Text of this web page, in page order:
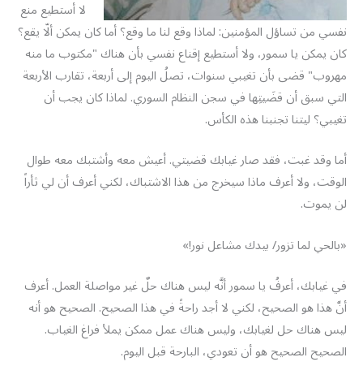
لا أستطيع منع
نفسي من تساؤل المؤمنين: لماذا وقع لنا ما وقع؟ أما كان يمكن ألّا يقع؟
كان يمكن يا سمور، ولا أستطيع إقناع نفسي بأن هناك "مكتوب ما منه
مهروب" قضى بأن تغيبي سنوات، تصلُ اليوم إلى أربعة، تقارب الأربعة
التي سبق أن قضَيتِها في سجن النظام السوري. لماذا كان يجب أن
تغيبي؟ ليتنا تجنبنا هذه الكأس.
أما وقد غبت، فقد صار غيابك قضيتي. أعيش معه وأشتبك معه طوال
الوقت، ولا أعرف ماذا سيخرج من هذا الاشتباك، لكني أعرف أن لي ثأراً
لن يموت.
«بالحي لما تزور/ بيدك مشاعل نور!»
في غيابك، أعرفُ يا سمور أنَّه ليس هناك حلٌ غير مواصلة العمل. أعرف
أنَّ هذا هو الصحيح، لكني لا أجد راحةً في هذا الصحيح. الصحيح هو أنه
ليس هناك حل لغيابك، وليس هناك عمل ممكن يملأ فراغ الغياب.
الصحيح الصحيح هو أن تعودي، البارحة قبل اليوم.